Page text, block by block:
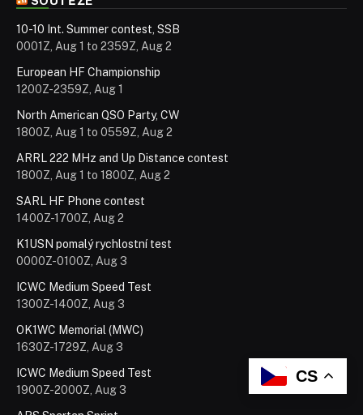
10-10 Int. Summer contest, SSB
0001Z, Aug 1 to 2359Z, Aug 2
European HF Championship
1200Z-2359Z, Aug 1
North American QSO Party, CW
1800Z, Aug 1 to 0559Z, Aug 2
ARRL 222 MHz and Up Distance contest
1800Z, Aug 1 to 1800Z, Aug 2
SARL HF Phone contest
1400Z-1700Z, Aug 2
K1USN pomalý rychlostní test
0000Z-0100Z, Aug 3
ICWC Medium Speed Test
1300Z-1400Z, Aug 3
OK1WC Memorial (MWC)
1630Z-1729Z, Aug 3
ICWC Medium Speed Test
1900Z-2000Z, Aug 3
CS